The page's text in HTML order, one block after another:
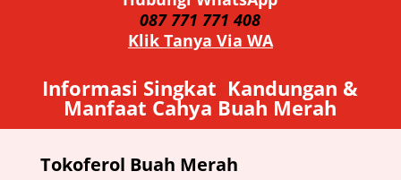
087 771 771 408
Klik Tanya Via WA
Informasi Singkat Kandungan &
Manfaat Cahya Buah Merah
Tokoferol Buah Merah